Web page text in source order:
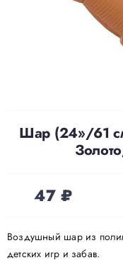
Политика
Шар (24»/61
47₽
Воздушный шар из
детских игр и забав.